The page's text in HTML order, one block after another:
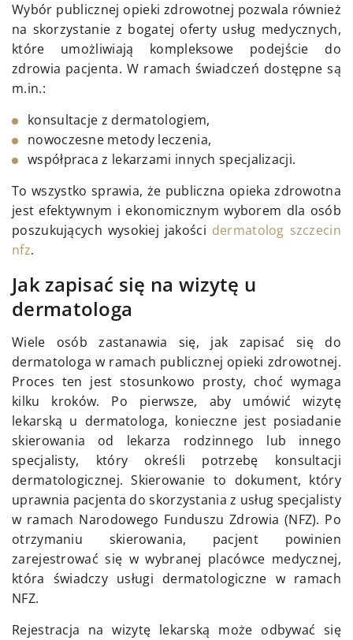
Wybór publicznej opieki zdrowotnej pozwala również
na skorzystanie z bogatej oferty usług medycznych,
które umożliwiają kompleksowe podejście do
zdrowia pacjenta. W ramach świadczeń dostępne są
m.in.:
konsultacje z dermatologiem,
nowoczesne metody leczenia,
współpraca z lekarzami innych specjalizacji.
To wszystko sprawia, że publiczna opieka zdrowotna
jest efektywnym i ekonomicznym wyborem dla osób
poszukujących wysokiej jakości dermatolog szczecin
nfz.
Jak zapisać się na wizytę u
dermatologa
Wiele osób zastanawia się, jak zapisać się do
dermatologa w ramach publicznej opieki zdrowotnej.
Proces ten jest stosunkowo prosty, choć wymaga
kilku kroków. Po pierwsze, aby umówić wizytę
lekarską u dermatologa, konieczne jest posiadanie
skierowania od lekarza rodzinnego lub innego
specjalisty, który określi potrzebę konsultacji
dermatologicznej. Skierowanie to dokument, który
uprawnia pacjenta do skorzystania z usług specjalisty
w ramach Narodowego Funduszu Zdrowia (NFZ). Po
otrzymaniu skierowania, pacjent powinien
zarejestrować się w wybranej placówce medycznej,
która świadczy usługi dermatologiczne w ramach
NFZ.
Rejestracja na wizytę lekarską może odbywać się